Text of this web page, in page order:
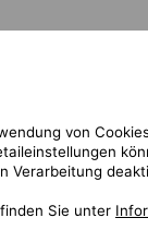
a testování moderní
na kvalitu,
von
Verarbeitung
Sie unter